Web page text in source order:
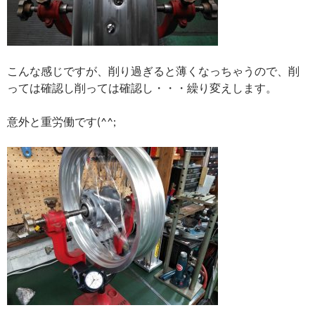
こんな感じですが、削り過ぎると薄くなっちゃうので、削
っては確認し削っては確認し・・・繰り変えします。
意外と重労働です(^^;